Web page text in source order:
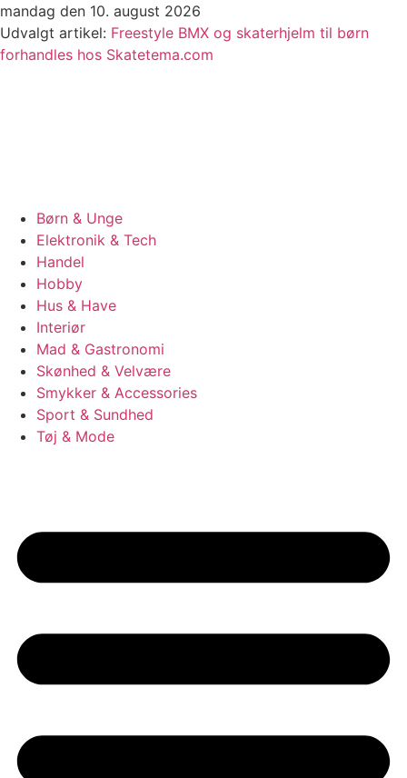
Videre
til
indhold
mandag den 10. august 2026
Udvalgt artikel: Freestyle BMX og skaterhjelm til børn
forhandles hos Skatetema.com
Børn & Unge
Elektronik & Tech
Handel
Hobby
Hus & Have
Interiør
Mad & Gastronomi
Skønhed & Velvære
Smykker & Accessories
Sport & Sundhed
Tøj & Mode